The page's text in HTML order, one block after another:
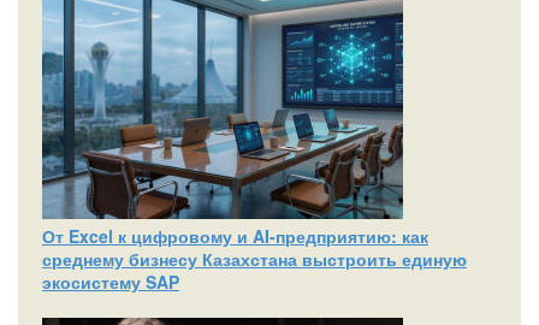
От Excel к цифровому и AI‑предприятию: как
среднему бизнесу Казахстана выстроить единую
экосистему SAP